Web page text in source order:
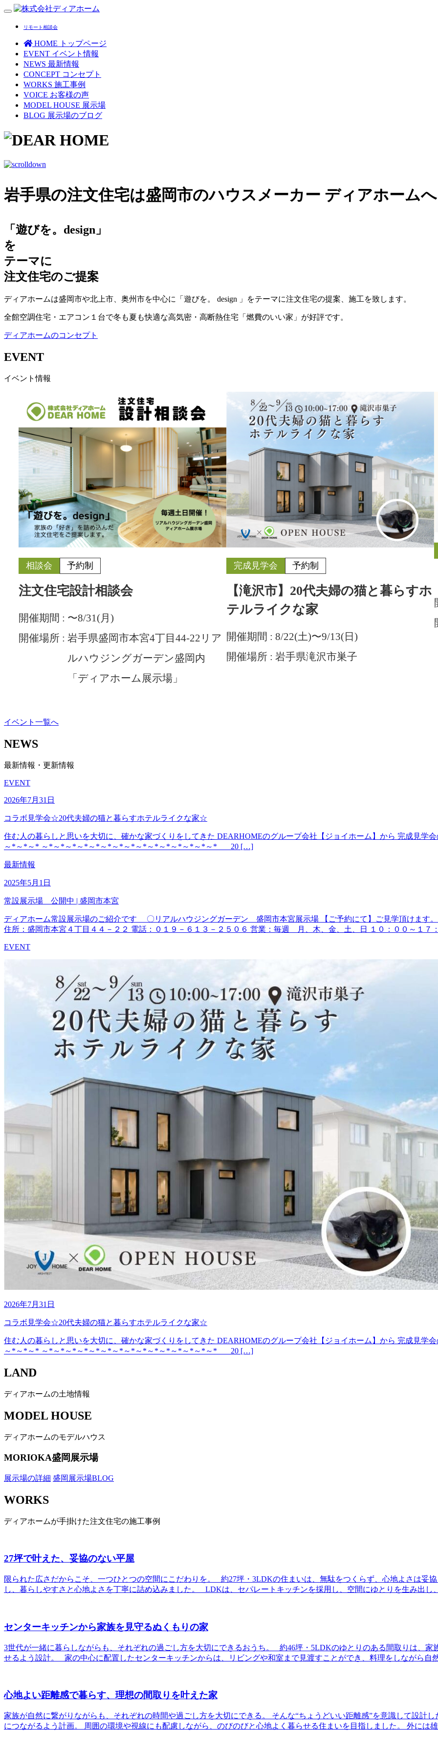
Toggle
リモート相談会
HOME
トップページ
EVENT イベント情報
NEWS 最新情報
CONCEPT コンセプト
WORKS 施工事例
VOICE お客様の声
MODEL HOUSE 展示場
BLOG 展示場のブログ
岩手県の注文住宅は盛岡市のハウスメーカー ディアホームへ
「遊びを。design」
を
テーマに
注文住宅のご提案
ディアホームは盛岡市や北上市、奥州市を中心に「遊びを。 design 」をテーマに注文住宅の提案、施工を致します。
全館空調住宅・エアコン１台で冬も夏も快適な高気密・高断熱住宅「燃費のいい家」が好評です。
ディアホームのコンセプト
EVENT
イベント情報
相談会 予約制
注文住宅設計相談会
開催期間 : 〜8/31(月)
開催場所 : 岩手県盛岡市本宮4丁目44-22リア
ルハウジングガーデン盛岡内
「ディアホーム展示場」
完成見学会 予約制
【滝沢市】20代夫婦の猫と暮らすホ
テルライクな家
開催期間 : 8/22(土)〜9/13(日)
開催場所 : 岩手県滝沢市巣子
イベント一覧へ
NEWS
最新情報・更新情報
EVENT
2026年7月31日
コラボ見学会☆20代夫婦の猫と暮らすホテルライクな家☆
住む人の暮らしと思いを大切に、確かな家づくりをしてきた DEARHOMEのグループ会社【ジョイホーム】から 完成見
～*～*～* ～*～*～*～*～*～*～*～*～*～*～*～*～*～*～* 20 […]
最新情報
2025年5月1日
常設展示場 公開中 | 盛岡市本宮
ディアホーム常設展示場のご紹介です 〇リアルハウジングガーデン 盛岡市本宮展示場 【ご予約にて】ご見学頂けます。
住所：盛岡市本宮４丁目４４－２２ 電話：０１９－６１３－２５０６ 営業：毎週 月、木、金、土、日 １０：００～１７
EVENT
2026年7月31日
コラボ見学会☆20代夫婦の猫と暮らすホテルライクな家☆
住む人の暮らしと思いを大切に、確かな家づくりをしてきた DEARHOMEのグループ会社【ジョイホーム】から 完成見
～*～*～* ～*～*～*～*～*～*～*～*～*～*～*～*～*～*～* 20 […]
LAND
ディアホームの土地情報
MODEL HOUSE
ディアホームのモデルハウス
MORIOKA盛岡展示場
展示場の詳細 盛岡展示場BLOG
WORKS
ディアホームが手掛けた注文住宅の施工事例
27坪で叶えた、妥協のない平屋
限られた広さだからこそ、一つひとつの空間にこだわりを。 約27坪・3LDKの住まいは、無駄をつくらず、心地よさは妥
し、暮らしやすさと心地よさを丁寧に詰め込みました。 LDKは、セパレートキッチンを採用し、空間にゆとりを生み出
センターキッチンから家族を見守るぬくもりの家
3世代が一緒に暮らしながらも、それぞれの過ごし方を大切にできるおうち。 約46坪・5LDKのゆとりのある間取りは、
せるよう設計。 家の中心に配置したセンターキッチンからは、リビングや和室まで見渡すことができ、料理をしながら自
心地よい距離感で暮らす、理想の間取りを叶えた家
家族が自然に繋がりながらも、それぞれの時間や過ごし方を大切にできる。 そんな“ちょうどいい距離感”を意識して設計
につながるよう計画。 周囲の環境や視線にも配慮しながら、のびのびと心地よく暮らせる住まいを目指しました。 外には